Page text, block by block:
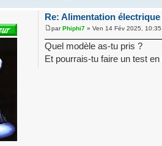
Re: Alimentation
par Phiphi7 » Ven 14 Fév 2025, 10:35
Quel modèle as-tu pris ?
Et pourrais-tu faire un test